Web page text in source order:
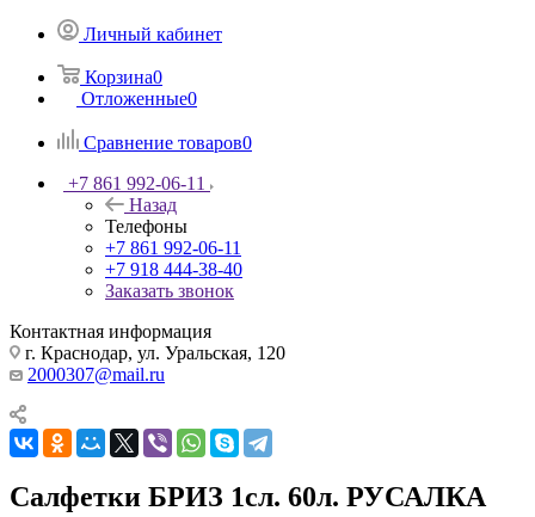
Личный кабинет
Корзина0
Отложенные0
Сравнение товаров0
+7 861 992-06-11
Назад
Телефоны
+7 861 992-06-11
+7 918 444-38-40
Заказать звонок
Контактная информация
г. Краснодар, ул. Уральская, 120
2000307@mail.ru
Салфетки БРИЗ 1сл. 60л. РУСАЛКА